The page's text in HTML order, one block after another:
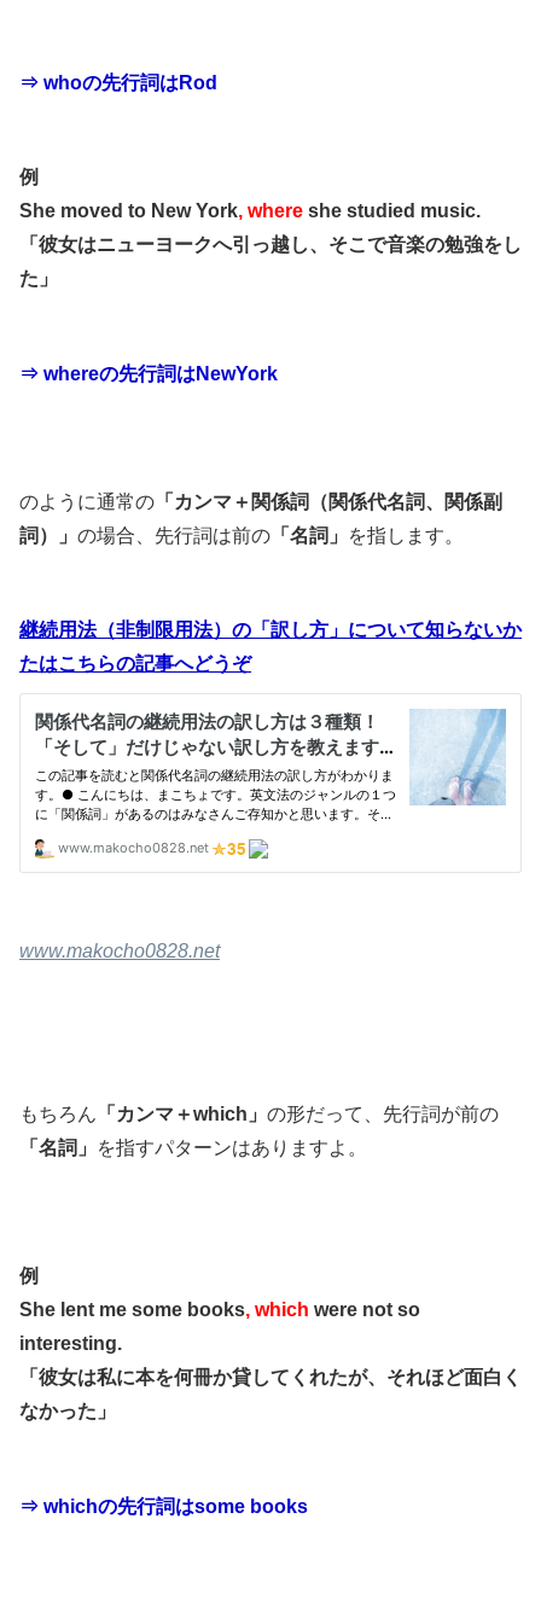
⇒ whoの先行詞はRod
例
She moved to New York, where she studied music.
「彼女はニューヨークへ引っ越し、そこで音楽の勉強をし
た」
⇒ whereの先行詞はNewYork
のように通常の 「カンマ＋関係詞（関係代名詞、関係副
詞）」 の場合、先行詞は前の 「名詞」 を指します。
継続用法（非制限用法）の「訳し方」について知らないか
たはこちらの記事へどうぞ
www.makocho0828.net
もちろん 「カンマ＋which」 の形だって、先行詞が前の
「名詞」
を指すパターンはありますよ。
例
She lent me some books, which were not so
interesting.
「彼女は私に本を何冊か貸してくれたが、それほど面白く
なかった」
⇒ whichの先行詞はsome books